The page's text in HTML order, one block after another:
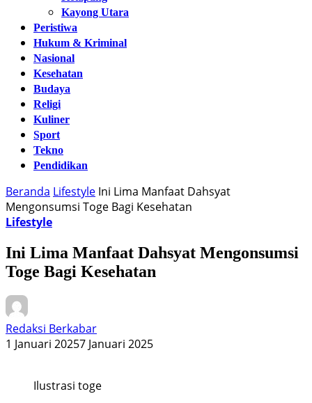
Kayong Utara
Peristiwa
Hukum & Kriminal
Nasional
Kesehatan
Budaya
Religi
Kuliner
Sport
Tekno
Pendidikan
Beranda Lifestyle Ini Lima Manfaat Dahsyat
Mengonsumsi Toge Bagi Kesehatan
Lifestyle
Ini Lima Manfaat Dahsyat Mengonsumsi
Toge Bagi Kesehatan
Redaksi Berkabar
1 Januari 20257 Januari 2025
Ilustrasi toge